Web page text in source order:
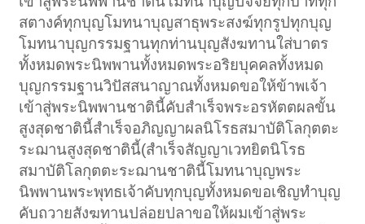
สตางค์ทุกบุญโมทนาบุญสาธุพระสงฆ์ทุกรูปทุกบุญ
โมทนาบุญกรรมฐานทุกท่านบุญสังฆทานใส่บาตร
ทั้งหมดพระนิพพานทั้งหมดพระอริยบุคคลทั้งหมด
บุญกรรมฐานวิปัสสนาญาณทั้งหมดขอให้ข้าพเจ้า
เข้าสู่พระนิพพานชาตินี้คับสำเร็จพระอรหัตตผลขั้น
สูงสุดชาตินี้สำเร็จอภิญญาผลนิโรธสมาบัติโลกุตตะ
ระฌานสูงสุดชาตินี้(สำเร็จสัญญาเวทยิตนิโรธ
สมาบัติโลกุตตะระฌานชาตินี้โมทนาบุญพระ
นิพพานพระพุทธเจ้าคับทุกบุญทั้งหมดขอเชิญทำบุญ
คับถวายสังฆทานปล่อยปลาขอให้ผมเข้าสู่พระ